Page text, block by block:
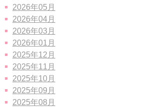
2026年05月
2026年04月
2026年03月
2026年01月
2025年12月
2025年11月
2025年10月
2025年09月
2025年08月